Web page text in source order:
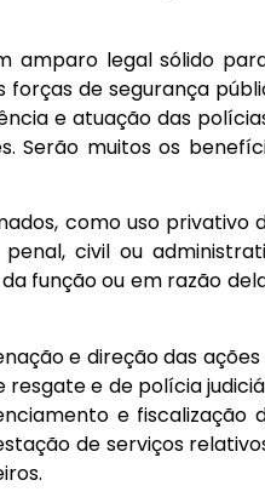
amparo legal sólido
de segurança
e atuação das
Serão muitos os
como uso privativo
civil ou
função ou em razão
e direção das ações
e de polícia
e fiscalização
de serviços